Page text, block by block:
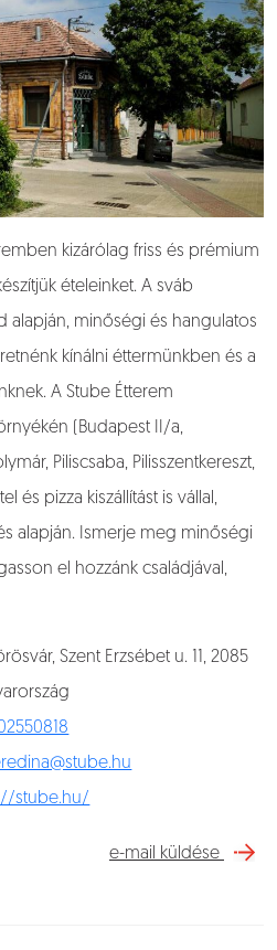
kizárólag friss és prémium
ételeinket. A sváb
alapján, minőségi és hangulatos
kínálni éttermünkben és a
A Stube Étterem
(Budapest II/a,
Piliscsaba, Pilisszentkereszt,
és pizza kiszállítást is vállal,
alapján. Ismerje meg minőségi
el hozzánk családjával,
Szent Erzsébet u. 11, 2085
stube.hu/
e-mail küldése